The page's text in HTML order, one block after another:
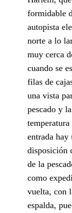
formidable
autopista
norte a lo
muy cerca
cuando se
filas de
una vista
pescado y
entrada hay
disposición
de la
como
vuelta, con
espalda,